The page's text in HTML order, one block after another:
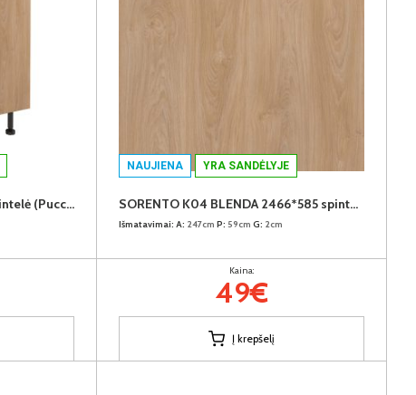
SORENTO D60ZS virtuvės spintelė (Puccini/Puccini)
NAUJIENA YRA SANDĖLYJE
SORENTO K04 BLENDA 2466*585 spintų užbaigimo detalė (Puccini)
Išmatavimai: A: 247cm P: 59cm G: 2cm
Kaina:
49€
Į krepšelį